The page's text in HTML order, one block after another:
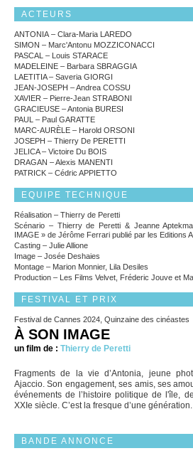
ACTEURS
ANTONIA – Clara-Maria LAREDO
SIMON – Marc'Antonu MOZZICONACCI
PASCAL – Louis STARACE
MADELEINE – Barbara SBRAGGIA
LAETITIA – Saveria GIORGI
JEAN-JOSEPH – Andrea COSSU
XAVIER – Pierre-Jean STRABONI
GRACIEUSE – Antonia BURESI
PAUL – Paul GARATTE
MARC-AURÈLE – Harold ORSONI
JOSEPH – Thierry De PERETTI
JELICA – Victoire Du BOIS
DRAGAN – Alexis MANENTI
PATRICK – Cédric APPIETTO
EQUIPE TECHNIQUE
Réalisation – Thierry de Peretti
Scénario – Thierry de Peretti & Jeanne
IMAGE » de Jérôme Ferrari publié par les Editions
Casting – Julie Allione
Image – Josée Deshaies
Montage – Marion Monnier, Lila Desiles
Production – Les Films Velvet, Fréderic Jouve et
FESTIVAL ET PRIX
Festival de Cannes 2024, Quinzaine des cinéastes
À SON IMAGE
un film de : Thierry de Peretti
Fragments de la vie d’Antonia, jeune
Ajaccio. Son engagement, ses amis, ses
événements de l’histoire politique de l'île,
XXIe siècle. C’est la fresque d’une génération.
BANDE ANNONCE